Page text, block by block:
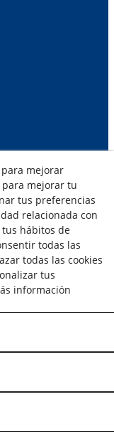
mejorar
para mejorar tu
tus preferencias
relacionada con
hábitos de
todas las
todas las cookies
tus
información